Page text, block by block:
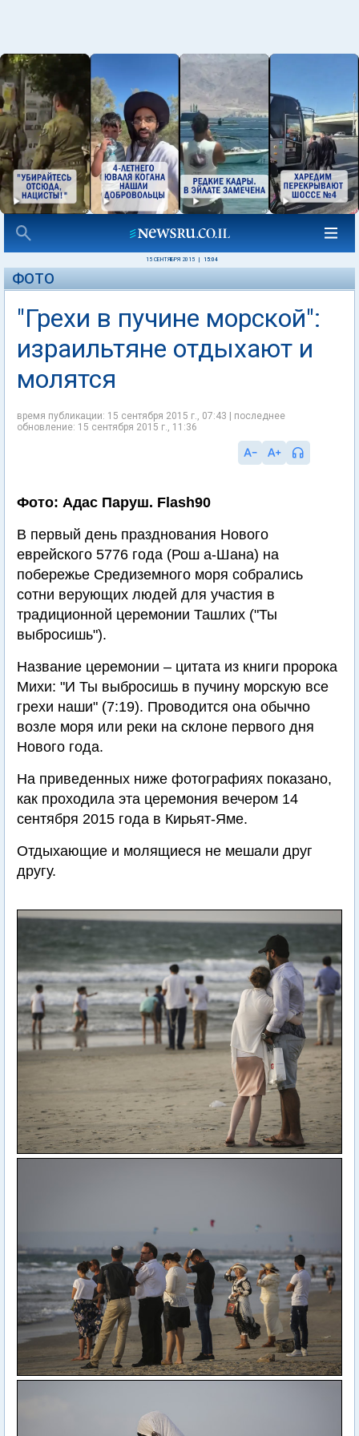
15 СЕНТЯБРЯ 2015 15:04
ФОТО
"Грехи в пучине морской":
израильтяне отдыхают и
молятся
время публикации: 15 сентября 2015 г., 07:43 | последнее
обновление: 15 сентября 2015 г., 11:36
Фото: Адас Паруш. Flash90
В первый день празднования Нового
еврейского 5776 года (Рош а-Шана) на
побережье Средиземного моря собрались
сотни верующих людей для участия в
традиционной церемонии Ташлих ("Ты
выбросишь").
Название церемонии – цитата из книги пророка
Михи: "И Ты выбросишь в пучину морскую все
грехи наши" (7:19). Проводится она обычно
возле моря или реки на склоне первого дня
Нового года.
На приведенных ниже фотографиях показано,
как проходила эта церемония вечером 14
сентября 2015 года в Кирьят-Яме.
Отдыхающие и молящиеся не мешали друг
другу.